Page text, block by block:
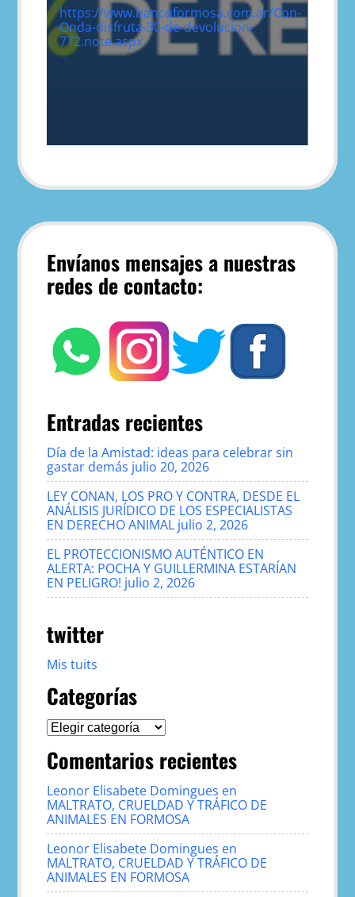
https://www.bancoformosa.com.ar/Con-
Onda-disfruta-30-de-devolucion-
772.note.aspx
Envíanos mensajes a nuestras
redes de contacto:
Entradas recientes
Día de la Amistad: ideas para celebrar sin
gastar demás julio 20, 2026
LEY CONAN, LOS PRO Y CONTRA, DESDE EL
ANÁLISIS JURÍDICO DE LOS ESPECIALISTAS
EN DERECHO ANIMAL julio 2, 2026
EL PROTECCIONISMO AUTÉNTICO EN
ALERTA: POCHA Y GUILLERMINA ESTARÍAN
EN PELIGRO! julio 2, 2026
twitter
Mis tuits
Categorías
Categorías
Comentarios recientes
Leonor Elisabete Domingues en
MALTRATO, CRUELDAD Y TRÁFICO DE
ANIMALES EN FORMOSA
Leonor Elisabete Domingues en
MALTRATO, CRUELDAD Y TRÁFICO DE
ANIMALES EN FORMOSA